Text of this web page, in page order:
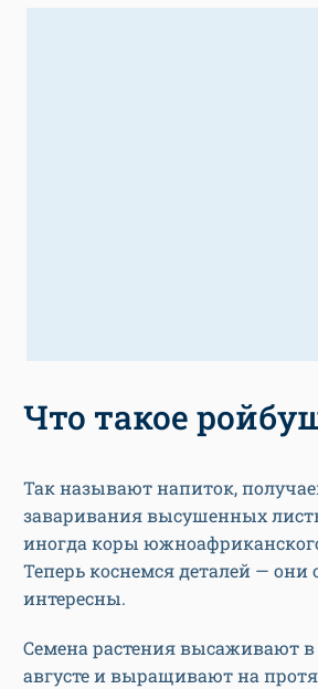
Что такое
Так называют напиток,
заваривания высушенных
иногда коры
Теперь коснемся деталей — они
интересны.
Семена растения высаживают
августе и выращивают на